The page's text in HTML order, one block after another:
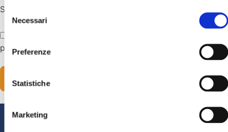
Selezione
del
consenso
Necessari
Preferenze
Statistiche
Marketing
Sito web
per la prossima volta che commento.